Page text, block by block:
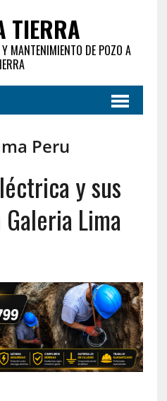
TIERRA
MANTENIMIENTO DE POZO A
Peru
y sus
Lima